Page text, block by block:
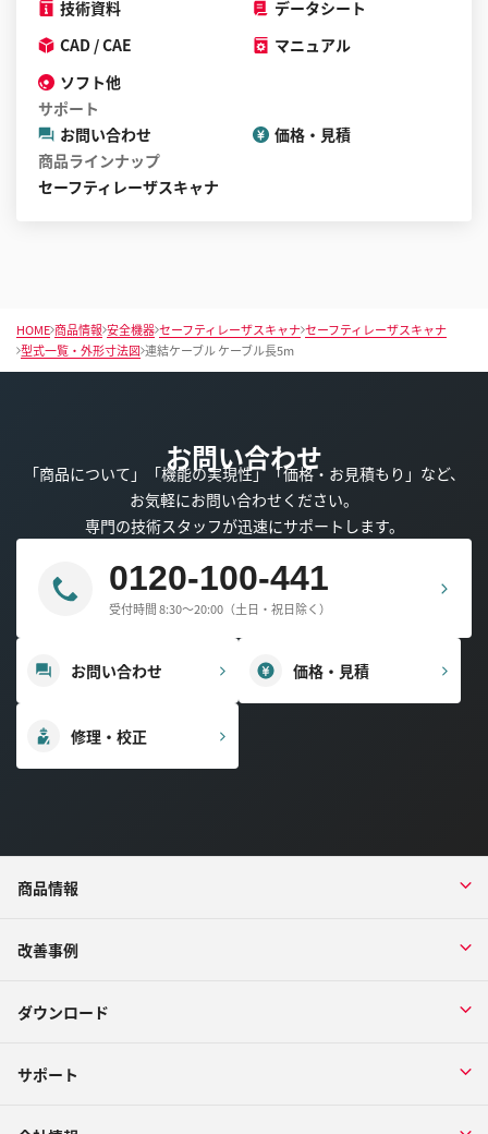
技術資料
データシート
CAD / CAE
マニュアル
ソフト他
サポート
お問い合わせ
価格・見積
商品ラインナップ
セーフティレーザスキャナ
HOME 商品情報 安全機器 セーフティレーザスキャナ セーフティレーザスキャナ
型式一覧・外形寸法図 連結ケーブル ケーブル長5m
お問い合わせ
「商品について」「機能の実現性」「価格・お見積もり」など、
お気軽にお問い合わせください。
専門の技術スタッフが迅速にサポートします。
0120-100-441
受付時間 8:30～20:00（土日・祝日除く）
お問い合わせ 価格・見積
修理・校正
商品情報
改善事例
ダウンロード
サポート